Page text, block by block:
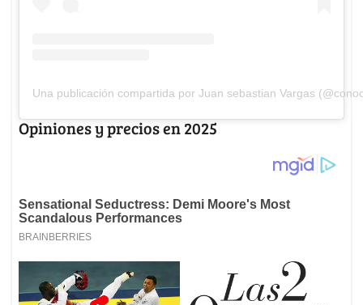
Una publicación compartida por Juan sebastian Vargas
Opiniones y precios en 2025